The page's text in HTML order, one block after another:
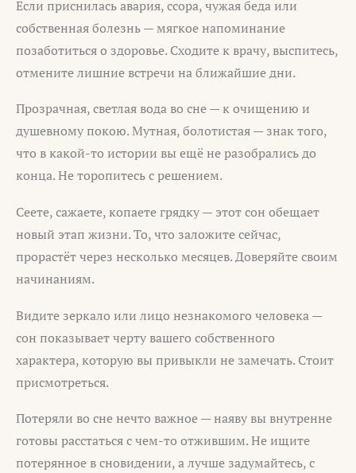
Если приснилась авария, ссора, чужая беда или
собственная болезнь — мягкое напоминание
позаботиться о здоровье. Сходите к врачу, выспитесь,
отмените лишние встречи на ближайшие дни.
Прозрачная, светлая вода во сне — к очищению и
душевному покою. Мутная, болотистая — знак того,
что в какой-то истории вы ещё не разобрались до
конца. Не торопитесь с решением.
Сеете, сажаете, копаете грядку — этот сон обещает
новый этап жизни. То, что заложите сейчас,
прорастёт через несколько месяцев. Доверяйте своим
начинаниям.
Видите зеркало или лицо незнакомого человека —
сон показывает черту вашего собственного
характера, которую вы привыкли не замечать. Стоит
присмотреться.
Потеряли во сне нечто важное — наяву вы внутренне
готовы расстаться с чем-то отжившим. Не ищите
потерянное в сновидении, а лучше задумайтесь, с